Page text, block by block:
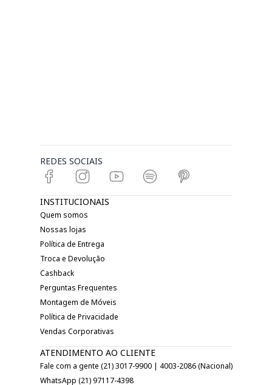
REDES SOCIAIS
INSTITUCIONAIS
Quem somos
Nossas lojas
Política de Entrega
Troca e Devolução
Cashback
Perguntas Frequentes
Montagem de Móveis
Política de Privacidade
Vendas Corporativas
ATENDIMENTO AO CLIENTE
Fale com a gente (21) 3017-9900 | 4003-2086 (Nacional)
WhatsApp (21) 97117-4398